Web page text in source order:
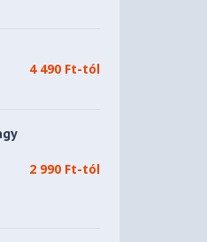
4 490 Ft-tól
2 990 Ft-tól